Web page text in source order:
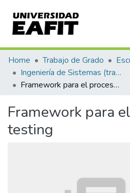
Communities & Collections
All of DSpace
Home Trabajo de Grado
Ingeniería de Sistemas (trabajo de grado)
Framework para el proceso de testing
Framework para
testing